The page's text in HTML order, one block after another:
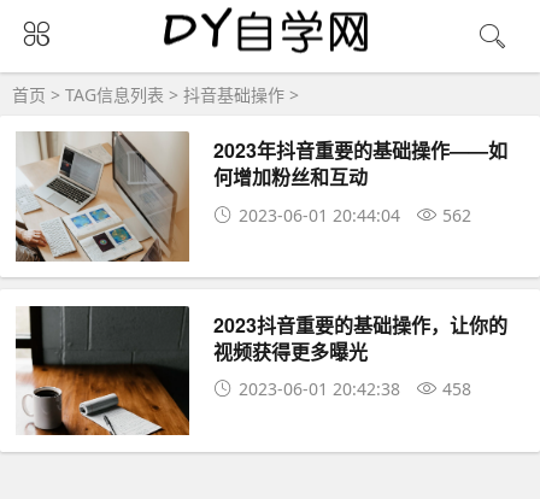
首页 > TAG信息列表 > 抖音基础操作 >
2023年抖音重要的基础操作——如
何增加粉丝和互动
2023-06-01 20:44:04 562
2023抖音重要的基础操作，让你的
视频获得更多曝光
2023-06-01 20:42:38 458